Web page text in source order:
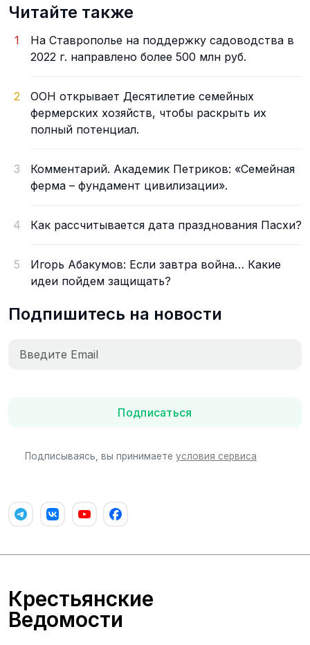
Читайте также
1
На Ставрополье на поддержку садоводства в
2022 г. направлено более 500 млн руб.
2
ООН открывает Десятилетие семейных
фермерских хозяйств, чтобы раскрыть их
полный потенциал.
3
Комментарий. Академик Петриков: «Семейная
ферма – фундамент цивилизации».
4 Как рассчитывается дата празднования Пасхи?
5
Игорь Абакумов: Если завтра война… Какие
идеи пойдем защищать?
Подпишитесь на новости
Подписаться
Подписываясь, вы принимаете условия сервиса
Крестьянские
Ведомости